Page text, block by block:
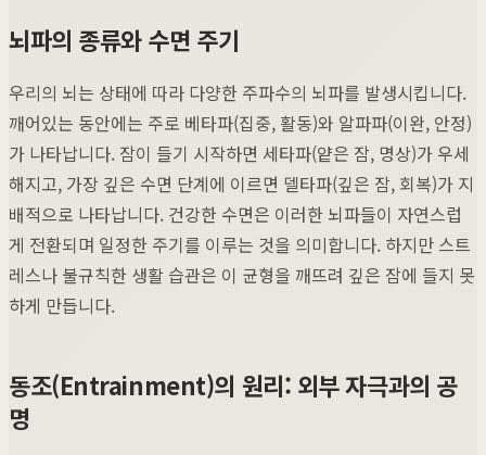
뇌파의 종류와 수면 주기
우리의 뇌는 상태에 따라 다양한 주파수의 뇌파를 발생시킵니다.
깨어있는 동안에는 주로 베타파(집중, 활동)와 알파파(이완, 안정)
가 나타납니다. 잠이 들기 시작하면 세타파(얕은 잠, 명상)가 우세
해지고, 가장 깊은 수면 단계에 이르면 델타파(깊은 잠, 회복)가 지
배적으로 나타납니다. 건강한 수면은 이러한 뇌파들이 자연스럽
게 전환되며 일정한 주기를 이루는 것을 의미합니다. 하지만 스트
레스나 불규칙한 생활 습관은 이 균형을 깨뜨려 깊은 잠에 들지 못
하게 만듭니다.
동조(Entrainment)의 원리: 외부 자극과의 공
명